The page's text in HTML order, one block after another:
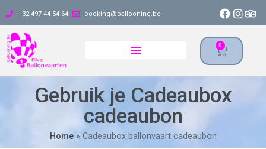
+32 497 44 54 64 booking@ballooning.be
0
Gebruik je Cadeaubox
cadeaubon
Home» Cadeaubox ballonvaart cadeaubon